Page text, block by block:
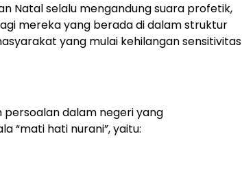
Natal selalu mengandung suara profetik,
mereka yang berada di dalam struktur
yang mulai kehilangan sensitivitas
persoalan dalam negeri yang
“mati hati nurani”, yaitu: